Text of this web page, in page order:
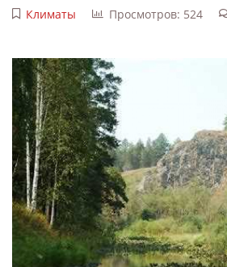
Климаты Просмотров: 524